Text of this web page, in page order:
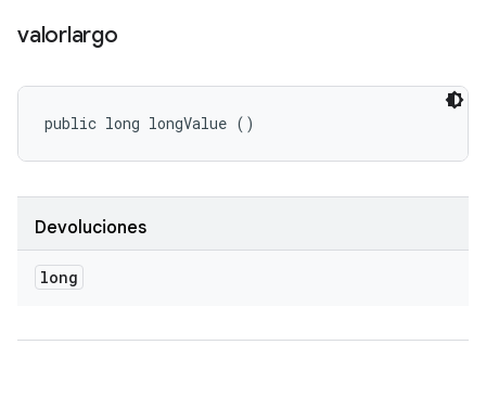
valorlargo
public long longValue ()
Devoluciones
long